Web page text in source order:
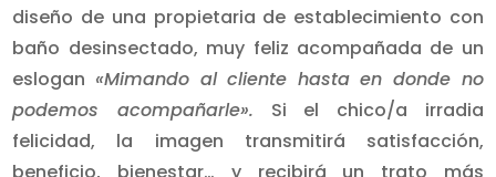
diseño de una propietaria de establecimiento con
baño desinsectado, muy feliz acompañada de un
eslogan «Mimando al cliente hasta en donde no
podemos acompañarle». Si el chico/a irradia
felicidad, la imagen transmitirá satisfacción,
beneficio, bienestar… y recibirá un trato más